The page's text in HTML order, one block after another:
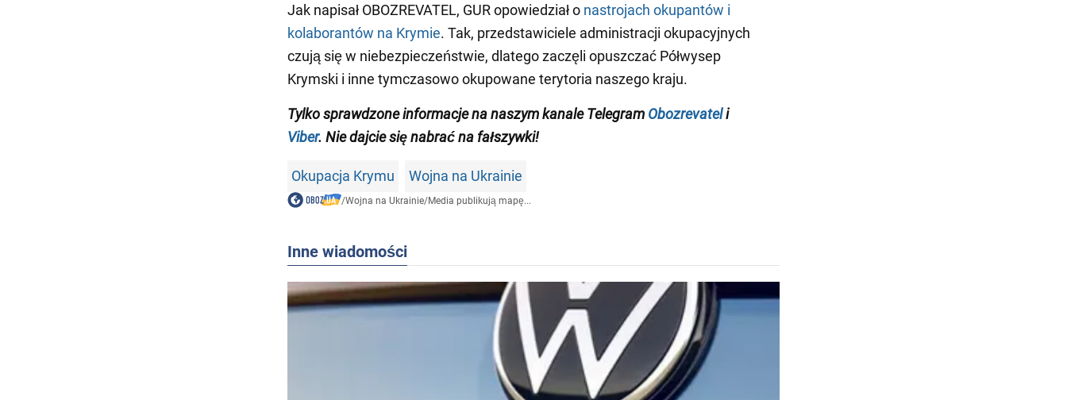
Jak napisał OBOZREVATEL, GUR opowiedział o nastrojach okupantów i
kolaborantów na Krymie. Tak, przedstawiciele administracji okupacyjnych
czują się w niebezpieczeństwie, dlatego zaczęli opuszczać Półwysep
Krymski i inne tymczasowo okupowane terytoria naszego kraju.
Tylko sprawdzone informacje na naszym kanale Telegram Obozrevateli
Viber. Nie dajcie się nabrać na fałszywki!
Okupacja Krymu Wojna na Ukrainie
/Wojna na Ukrainie/Media publikują mapę...
Inne wiadomości